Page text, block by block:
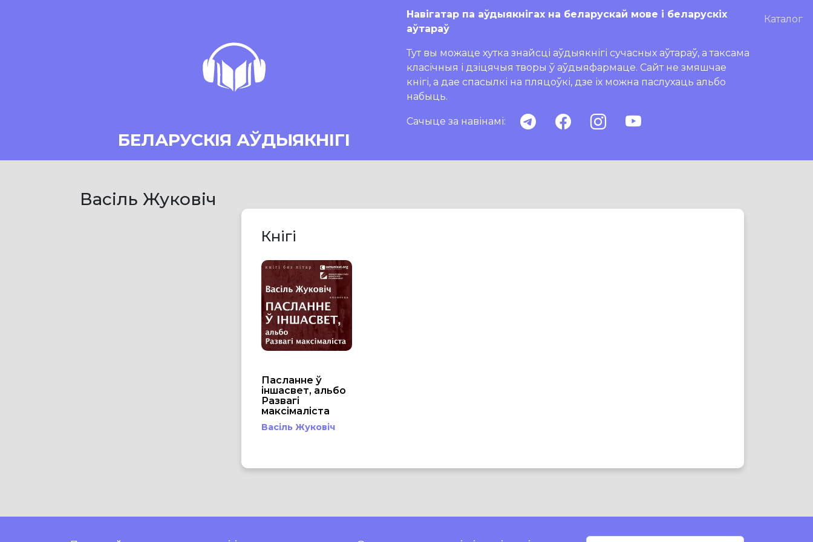
БЕЛАРУСКІЯ АЎДЫЯКНІГІ
Навігатар па аўдыякнігах на беларускай мове і беларускіх
аўтараў
Тут вы можаце хутка знайсці аўдыякнігі сучасных аўтараў, а таксама
класічныя і дзіцячыя творы ў аўдыяфармаце. Сайт не змяшчае
кнігі, а дае спасылкі на пляцоўкі, дзе іх можна паслухаць альбо
набыць.
Сачыце за навінамі:
Каталог
Васіль Жуковіч
Кнігі
Пасланне ў
іншасвет, альбо
Развагі
максімаліста
Васіль Жуковіч